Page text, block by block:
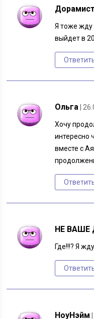
Я тоже жду
выйдет в
Ольга |
Хочу
интересно
вместе с
НЕ ВАШЕ
Где!!!? Я
НоуНэйм